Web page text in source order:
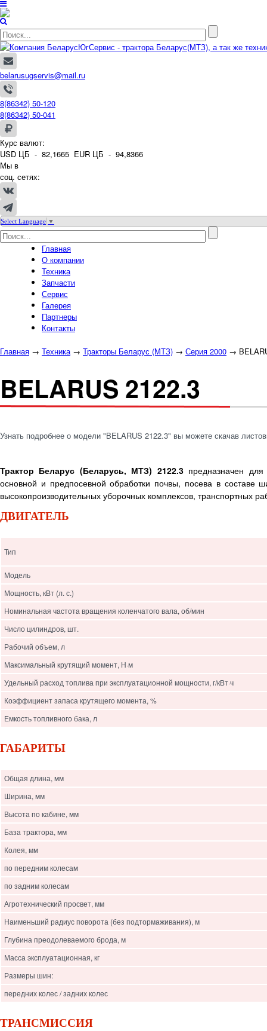
belarusugservis@mail.ru
8(86342) 50-120
8(86342) 50-041
Курс валют:
USD ЦБ - 82,1665 EUR ЦБ - 94,8366
Мы в
соц. сетях:
Select Language ▼
Главная
О компании
Техника
Запчасти
Сервис
Галерея
Партнеры
Контакты
Главная → Техника→ Тракторы Беларус (МТЗ) → Серия 2000 →
BELARUS 2122.3
Узнать подробнее о модели "BELARUS 2122.3" вы можете скачав
Трактор Беларус (Беларусь, МТЗ) 2122.3предназначен для
основной и предпосевной обработки почвы, посева в составе
высокопроизводительных уборочных комплексов, транспортных
ДВИГАТЕЛЬ
Тип
Модель
Мощность, кВт (л. с.)
Номинальная частота вращения коленчатого вала, об/мин
Число цилиндров, шт.
Рабочий объем, л
Максимальный крутящий момент, Н·м
Удельный расход топлива при эксплуатационной мощности, г/кВт·ч
Коэффициент запаса крутящего момента, %
Емкость топливного бака, л
ГАБАРИТЫ
Общая длина, мм
Ширина, мм
Высота по кабине, мм
База трактора, мм
Колея, мм
по передним колесам
по задним колесам
Агротехнический просвет, мм
Наименьший радиус поворота (без подтормаживания), м
Глубина преодолеваемого брода, м
Масса эксплуатационная, кг
Размеры шин:
передних колес / задних колес
ТРАНСМИССИЯ